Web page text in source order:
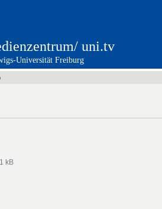
uni.tv
Universität Freiburg
kB